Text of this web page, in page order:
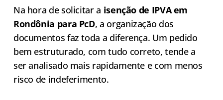
Na hora de solicitar a isenção de IPVA em
Rondônia para PcD, a organização dos
documentos faz toda a diferença. Um pedido
bem estruturado, com tudo correto, tende a
ser analisado mais rapidamente e com menos
risco de indeferimento.